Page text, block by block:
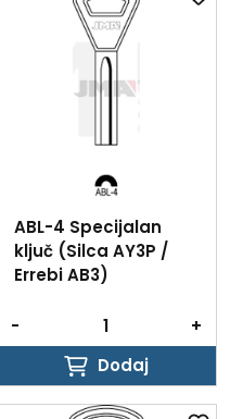
ABL-4 Specijalan
ključ (Silca AY3P /
Errebi AB3)
-
+
Dodaj
Dodaj